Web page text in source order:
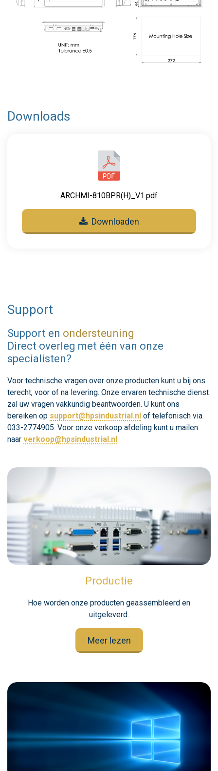
Downloads
ARCHMI-810BPR(H)_V1.pdf
Downloaden
Support
Support en ondersteuning
Direct overleg met één van onze
specialisten?
Voor technische vragen over onze producten kunt u bij ons
terecht, voor of na levering. Onze ervaren technische dienst
zal uw vragen vakkundig beantwoorden. U kunt ons
bereiken op support@hpsindustrial.nl of telefonisch via
033-2774905. Voor onze verkoop afdeling kunt u mailen
naar verkoop@hpsindustrial.nl
Productie
Hoe worden onze producten geassembleerd en
uitgeleverd.
Meer lezen